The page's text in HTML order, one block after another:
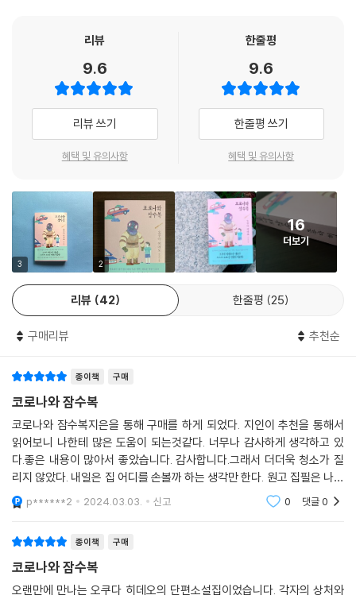
런지 등골이 쭉 펴지는 게 기분 좋았다.
안 곳곳의 기둥이 삐걱대는 소리를 들었다. 이건 꿈인가, 아니면 실제로 소
리가 나는 것일까. 정말로 나는 소리라면, 아마도 집도 오래간만에 사람을
들여 되살아난 모양이다. 삐걱삐걱, 끼익끼익. 그 소리는 잠에 빠지기 전까
지 계속 이어졌다.
-〈바닷가의 집〉 중에서
“진정으로 주먹을 가하는 것이야말로 예의이며
우정의 증표라는 생각까지 들었다”
회사 내 신설된 위기관리부는 사실 조기 퇴직 권고에 응하지 않은 사람들
을 모아놓은 떨거지 부서일 뿐이다. 본래 업무와 무관한 공장 경비 보조를
맡게 된 중년의 가장들은 굴욕감과 무력함을 매일 참아내며 꿋꿋하게 버티
고 있다. 우연히 회사 창고에서 복싱용품을 발견하고 어설프게 섀도복싱을
흉내내보던 이들 앞에 정체 모를 ‘코치’가 나타난다. 촉탁 직원이라고 밝힌
하다는 마음은 조금도 들지 않았다. 그보다 진정으로 주먹을 가하는 것이
야말로 예의이며 우정의 증표라는 생각까지 들었다.
이제 위기관리부 직원들의 복싱에 화기애애함은 조금도 남아 있지 않았다.
그렇다고 살벌함이 앞서기보다는 서로를 존중하는 마음이 있었다. 이 심정
을 가장 잘 표현해주는 단어는 아마 해방감이리라. 어쩐지 잔뜩 흥분으로
달뜬 기분이었다.
“자네들 제법이군.”
코치가 활짝 웃으며 직원들을 칭찬했다.
-〈파이트 클럽〉 중에서
“거울을 보면서 혼자 한숨을 내쉬었다.
내 행복은 대체 어디 있는 걸까…….”
리뷰
9.6
리뷰 쓰기
혜택 및 유의사항
한줄평
9.6
한줄평 쓰기
혜택 및 유의사항
3 2
16
더보기
리뷰 42 한줄평 25
구매리뷰 추천순
종이책 구매
코로나와 잠수복
코로나와 잠수복지은을 통해 구매를 하게 되었다. 지인이 추천을 통해서
읽어보니 나한테 많은 도움이 되는것같다. 너무나 감사하게 생각하고 있
다.좋은 내용이 많아서 좋았습니다. 감사합니다.그래서 더더욱 청소가 질
리지 않았다. 내일은 집 어디를 손볼까 하는 생각만 한다. 원고 집필은 나중
으로 미루면 된다그래서 더더욱 청소가 질리지 않았다. 내일은 집 어디를
손볼까 하는 생각
p******2 2024.03.03. 신고 0 댓글0
종이책 구매
코로나와 잠수복
오랜만에 만나는 오쿠다 히데오의 단편소설집이었습니다. 각자의 상처와